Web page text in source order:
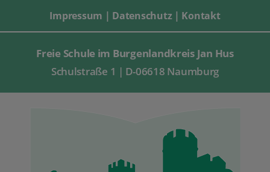
Freie Schule im Burgenlandkreis Jan Hus
Schulstraße 1 | D-06618 Naumburg
Impressum | Datenschutz| Kontakt